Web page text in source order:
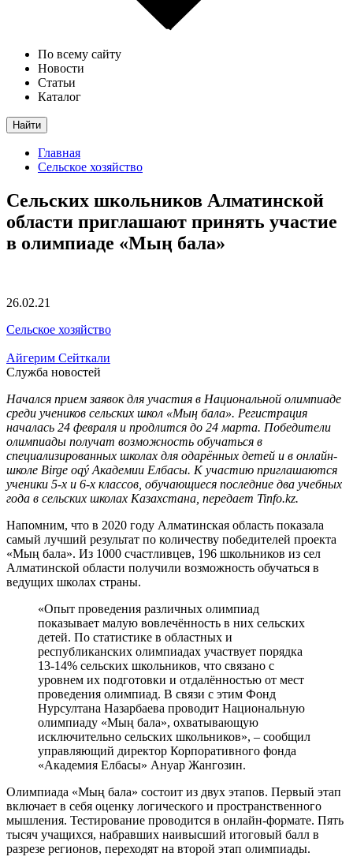
По всему сайту
Новости
Статьи
Каталог
Найти
Главная
Сельское хозяйство
Сельских школьников Алматинской
области приглашают принять участие
в олимпиаде «Мың бала»
26.02.21
Сельское хозяйство
Айгерим Сейткали
Служба новостей
Начался прием заявок для участия в Национальной олимпиаде
среди учеников сельских школ «Мың бала». Регистрация
началась 24 февраля и продлится до 24 марта. Победители
олимпиады получат возможность обучаться в
специализированных школах для одарённых детей и в онлайн-
школе Birge oqý Академии Елбасы. К участию приглашаются
ученики 5-х и 6-х классов, обучающиеся последние два учебных
года в сельских школах Казахстана, передает Tinfo.kz.
Напомним, что в 2020 году Алматинская область показала
самый лучший результат по количеству победителей проекта
«Мың бала». Из 1000 счастливцев, 196 школьников из сел
Алматинской области получили возможность обучаться в
ведущих школах страны.
«Опыт проведения различных олимпиад
показывает малую вовлечённость в них сельских
детей. По статистике в областных и
республиканских олимпиадах участвует порядка
13-14% сельских школьников, что связано с
уровнем их подготовки и отдалённостью от мест
проведения олимпиад. В связи с этим Фонд
Нурсултана Назарбаева проводит Национальную
олимпиаду «Мың бала», охватывающую
исключительно сельских школьников», – сообщил
управляющий директор Корпоративного фонда
«Академия Елбасы» Ануар Жангозин.
Олимпиада «Мың бала» состоит из двух этапов. Первый этап
включает в себя оценку логического и пространственного
мышления. Тестирование проводится в онлайн-формате. Пять
тысяч учащихся, набравших наивысший итоговый балл в
разрезе регионов, переходят на второй этап олимпиады.